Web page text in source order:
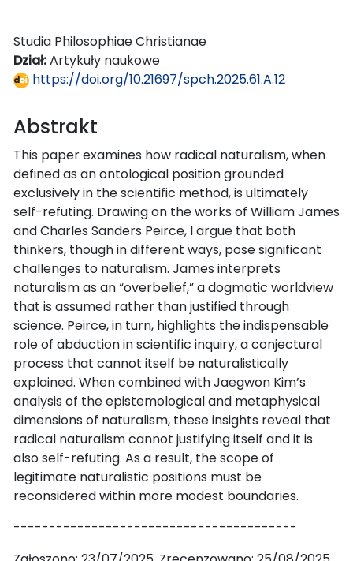
Studia Philosophiae Christianae
Dział:Artykuły naukowe
https://doi.org/10.21697/spch.2025.61.A.12
Abstrakt
This paper examines how radical naturalism, when
defined as an ontological position grounded
exclusively in the scientific method, is ultimately
self-refuting. Drawing on the works of William James
and Charles Sanders Peirce, I argue that both
thinkers, though in different ways, pose significant
challenges to naturalism. James interprets
naturalism as an “overbelief,” a dogmatic worldview
that is assumed rather than justified through
science. Peirce, in turn, highlights the indispensable
role of abduction in scientific inquiry, a conjectural
process that cannot itself be naturalistically
explained. When combined with Jaegwon Kim’s
analysis of the epistemological and metaphysical
dimensions of naturalism, these insights reveal that
radical naturalism cannot justifying itself and it is
also self-refuting. As a result, the scope of
legitimate naturalistic positions must be
reconsidered within more modest boundaries.
----------------------------------------